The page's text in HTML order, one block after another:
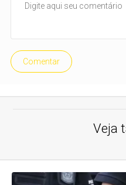
Comentar
Veja